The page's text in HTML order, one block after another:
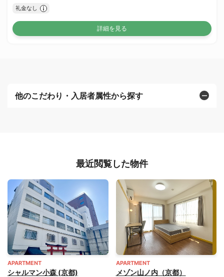
礼金なし
詳細を見る
他のこだわり・入居者属性から探す
最近閲覧した物件
APARTMENT
シャルマン小森 (京都)
APARTMENT
メゾン山ノ内（京都）